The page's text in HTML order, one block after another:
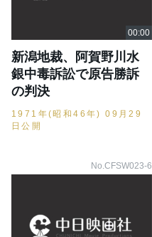
新潟地裁、阿賀野川水
銀中毒訴訟で原告勝訴
の判決
1971年(昭和46年) 09月29
日公開
No.CFSW023-6